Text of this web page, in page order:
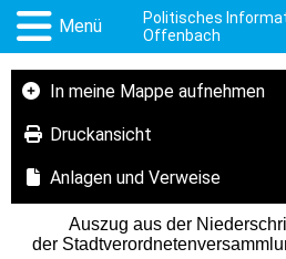
Menü
Politisches
Offenbach
In meine Mappe aufnehmen
Druckansicht
Anlagen und Verweise
Auszug aus der
der